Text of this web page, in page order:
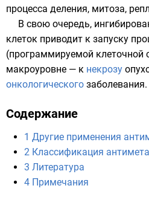
процесса деления, митоза,
В свою очередь,
клеток приводит к запуску
(программируемой клеточной
макроуровне — к некрозу
онкологического заболевания.
Содержание
1 Другие применения
2 Классификация
3 Литература
4 Примечания